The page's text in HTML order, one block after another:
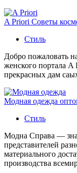
A Priori Советы
Стиль
Добро пожаловать
женского портала
прекрасных дам
Модная одежда
Стиль
Модна Справа —
представителей
материального
производства